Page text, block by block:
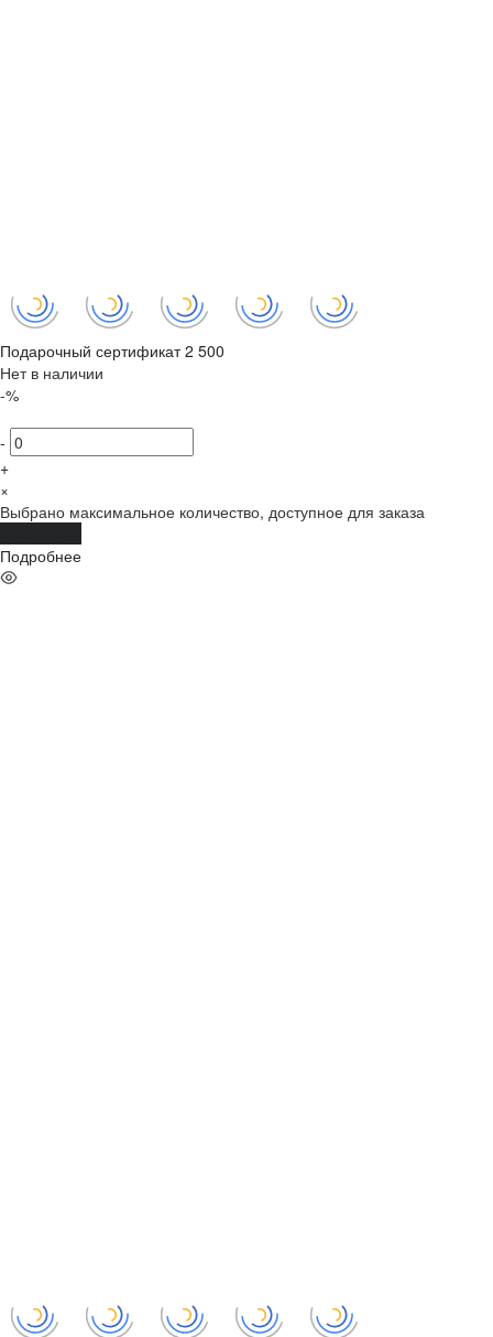
Подарочный сертификат 2 500
Нет в наличии
-%
-
+
×
Выбрано максимальное количество, доступное для заказа
Подробнее